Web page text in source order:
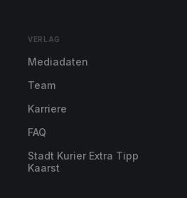
VERLAG
Mediadaten
Team
Karriere
FAQ
Stadt Kurier Extra Tipp
Kaarst